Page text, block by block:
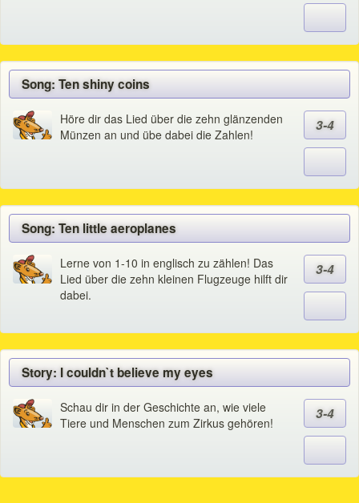
Song: Ten shiny coins
Höre dir das Lied über die zehn glänzenden
Münzen an und übe dabei die Zahlen!
3-4
Song: Ten little aeroplanes
Lerne von 1-10 in englisch zu zählen! Das
Lied über die zehn kleinen Flugzeuge hilft dir
dabei.
3-4
Story: I couldn`t believe my eyes
Schau dir in der Geschichte an, wie viele
Tiere und Menschen zum Zirkus gehören!
3-4